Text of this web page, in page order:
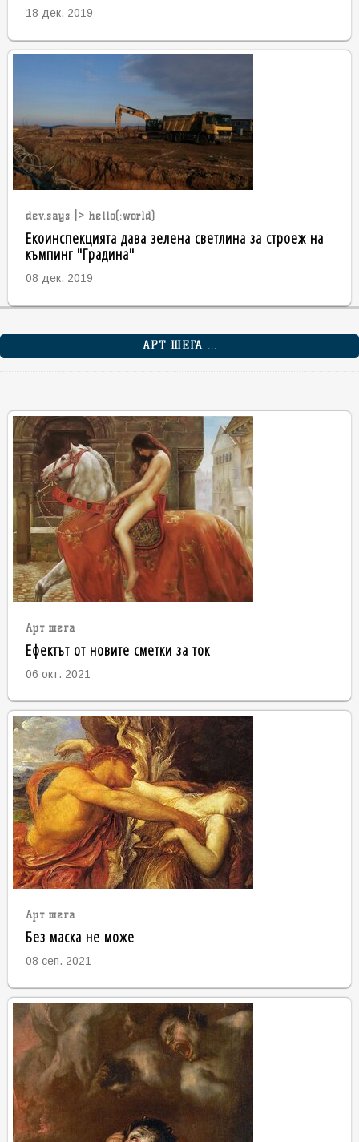
18 дек. 2019
dev.says |> hello(:world)
Екоинспекцията дава зелена светлина за строеж на
къмпинг "Градина"
08 дек. 2019
АРТ ШЕГА ...
Арт шега
Ефектът от новите сметки за ток
06 окт. 2021
Арт шега
Без маска не може
08 сеп. 2021